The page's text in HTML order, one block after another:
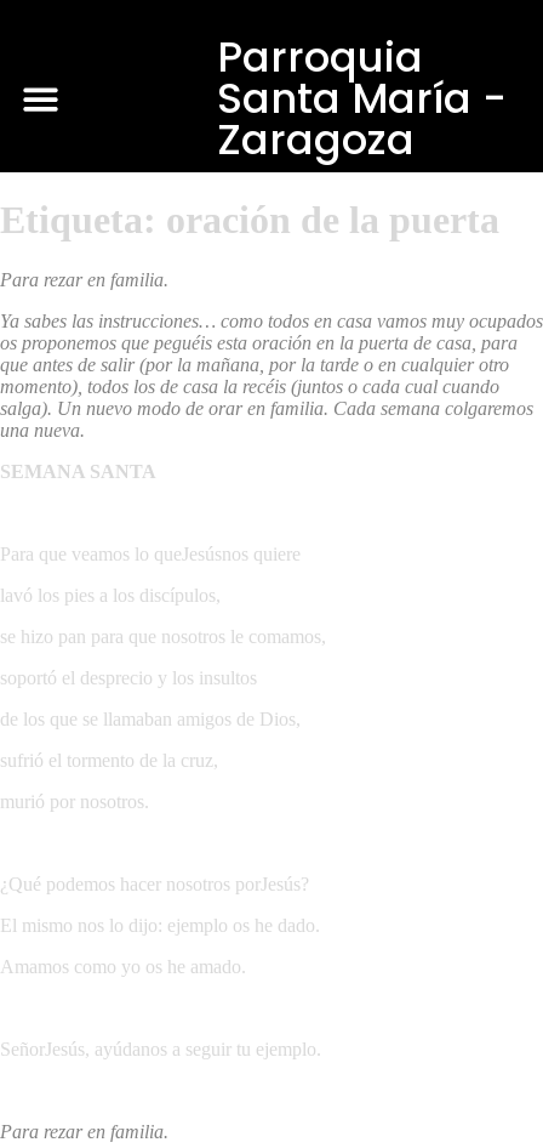
Parroquia
Santa María -
Zaragoza
Etiqueta: oración de la puerta
Para rezar en familia.
Ya sabes las instrucciones… como todos en casa vamos muy ocupados
os proponemos que peguéis esta oración en la puerta de casa, para
que antes de salir (por la mañana, por la tarde o en cualquier otro
momento), todos los de casa la recéis (juntos o cada cual cuando
salga). Un nuevo modo de orar en familia. Cada semana colgaremos
una nueva.
SEMANA SANTA
Para que veamos lo queJesúsnos quiere
lavó los pies a los discípulos,
se hizo pan para que nosotros le comamos,
soportó el desprecio y los insultos
de los que se llamaban amigos de Dios,
sufrió el tormento de la cruz,
murió por nosotros.
¿Qué podemos hacer nosotros porJesús?
El mismo nos lo dijo: ejemplo os he dado.
Amamos como yo os he amado.
SeñorJesús, ayúdanos a seguir tu ejemplo.
Para rezar en familia.